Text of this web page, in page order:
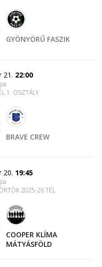
GYÖNYÖRŰ FASZIK
21. 22:00
1. OSZTÁLY
BRAVE CREW
20. 19:45
2025-26 TÉL
COOPER KLÍMA
MÁTYÁSFÖLD